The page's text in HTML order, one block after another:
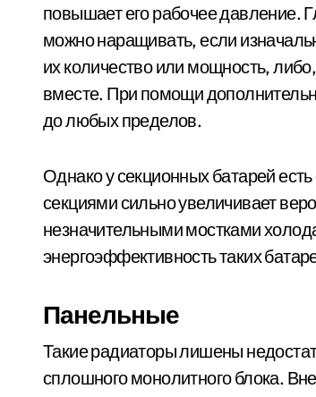
повышает его рабочее давление.
можно наращивать, если
их количество или мощность,
вместе. При помощи
до любых пределов.
Однако у секционных батарей
секциями сильно увеличивает
незначительными мостками
энергоэффективность таких
Панельные
Такие радиаторы лишены
сплошного монолитного блока.